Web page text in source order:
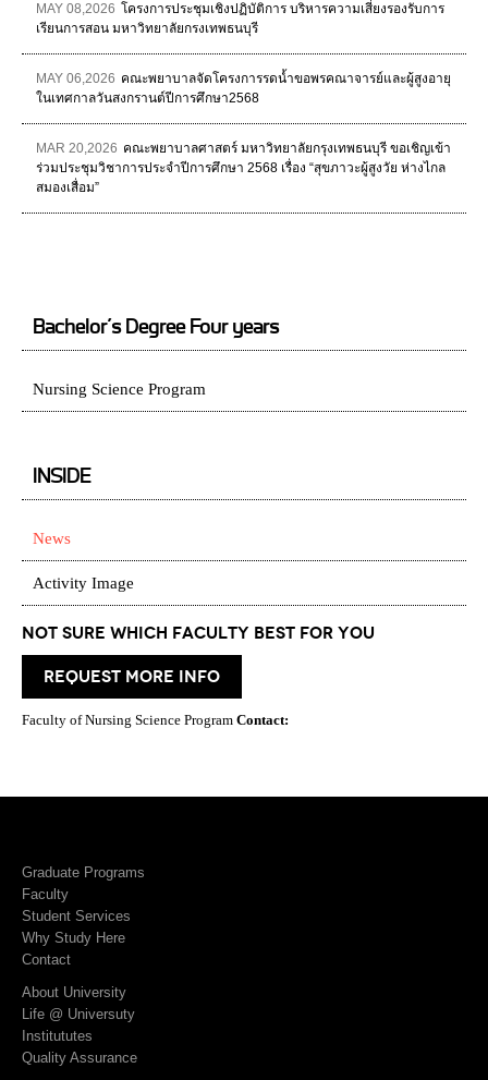
MAY 08,2026 โครงการประชุมเชิงปฏิบัติการ บริหารความเสี่ยงรองรับการ
เรียนการสอน มหาวิทยาลัยกรงเทพธนบุรี
MAY 06,2026 คณะพยาบาลจัดโครงการรดน้ำขอพรคณาจารย์และผู้สูงอายุ
ในเทศกาลวันสงกรานต์ปีการศึกษา2568
MAR 20,2026 คณะพยาบาลศาสตร์ มหาวิทยาลัยกรุงเทพธนบุรี ขอเชิญเข้า
ร่วมประชุมวิชาการประจำปีการศึกษา 2568 เรื่อง “สุขภาวะผู้สูงวัย ห่างไกล
สมองเสื่อม”
Bachelor’s Degree Four years
Nursing Science Program
INSIDE
News
Activity Image
Not Sure which Faculty best for you
request more info
Faculty of Nursing Science Program Contact:
Graduate Programs
Faculty
Student Services
Why Study Here
Contact
About University
Life @ Universuty
Institututes
Quality Assurance